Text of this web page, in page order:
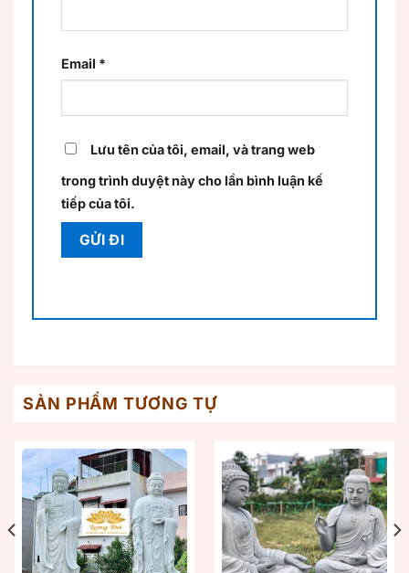
Email *
Lưu tên của tôi, email, và trang web
trong trình duyệt này cho lần bình luận kế
tiếp của tôi.
SẢN PHẨM TƯƠNG TỰ